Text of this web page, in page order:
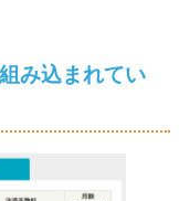
み込まれてい